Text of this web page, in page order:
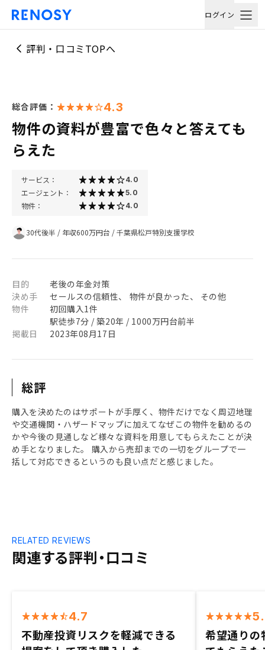
ログイン
評判・口コミTOPへ
総合評価： 4.3
物件の資料が豊富で色々と答えても
らえた
サービス： 4.0
エージェント： 5.0
物件： 4.0
30代後半 / 年収600万円台 /千葉県松戸特別支援学校
目的
老後の年金対策
決め手
セールスの信頼性、 物件が良かった、 その他
物件
初回購入1件
駅徒歩7分 / 築20年 / 1000万円台前半
掲載日
2023年08月17日
総評
購入を決めたのはサポートが手厚く、物件だけでなく周辺地理
や交通機関・ハザードマップに加えてなぜこの物件を勧めるの
かや今後の見通しなど様々な資料を用意してもらえたことが決
め手となりました。 購入から売却までの一切をグループで一
括して対応できるというのも良い点だと感じました。
関連する評判・口コミ
RELATED REVIEWS
4.7
不動産投資リスクを軽減できる
希望通りの